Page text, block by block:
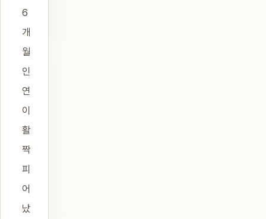
6
개
월
인
연
이
활
짝
피
어
났